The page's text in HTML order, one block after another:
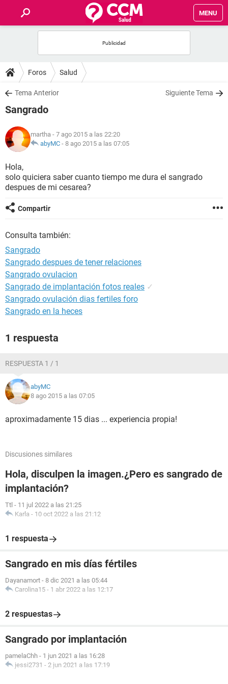
MENU
FOROS
SALUD
FAMILIA
NUTRICIÓN
BIENESTAR
Foros Salud
Tema Anterior Siguiente Tema
Sangrado
martha - 7 ago 2015 a las 22:20
abyMC - 8 ago 2015 a las 07:05
Hola,
solo quiciera saber cuanto tiempo me dura el sangrado
despues de mi cesarea?
Compartir
Consulta también:
Sangrado
Sangrado despues de tener relaciones
Sangrado ovulacion
Sangrado de implantación fotos reales ✓
Sangrado ovulación dias fertiles foro
Sangrado en la heces
1 respuesta
RESPUESTA 1 / 1
abyMC
8 ago 2015 a las 07:05
aproximadamente 15 dias ... experiencia propia!
Discusiones similares
Hola, disculpen la imagen.¿Pero es sangrado de
implantación?
Ttl - 11 jul 2022 a las 21:25
Karla - 10 oct 2022 a las 21:12
1 respuesta
Sangrado en mis días fértiles
Dayanamort - 8 dic 2021 a las 05:44
Carolina15 - 1 abr 2022 a las 12:17
2 respuestas
Sangrado por implantación
pamelaChh - 1 jun 2021 a las 16:28
jessi2731 - 2 jun 2021 a las 17:19